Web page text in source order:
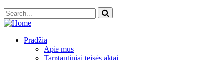
Pradžia
Apie mus
Tarptautiniai teisės aktai